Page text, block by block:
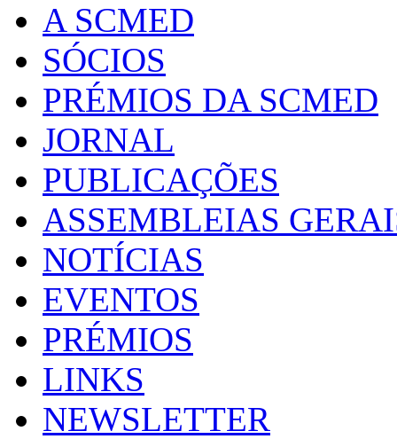
A SCMED
SÓCIOS
PRÉMIOS DA SCMED
JORNAL
PUBLICAÇÕES
ASSEMBLEIAS
NOTÍCIAS
EVENTOS
PRÉMIOS
LINKS
NEWSLETTER